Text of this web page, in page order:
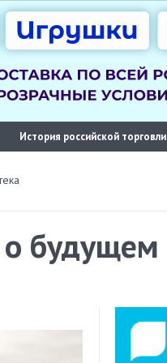
История российской торговли
о будущем